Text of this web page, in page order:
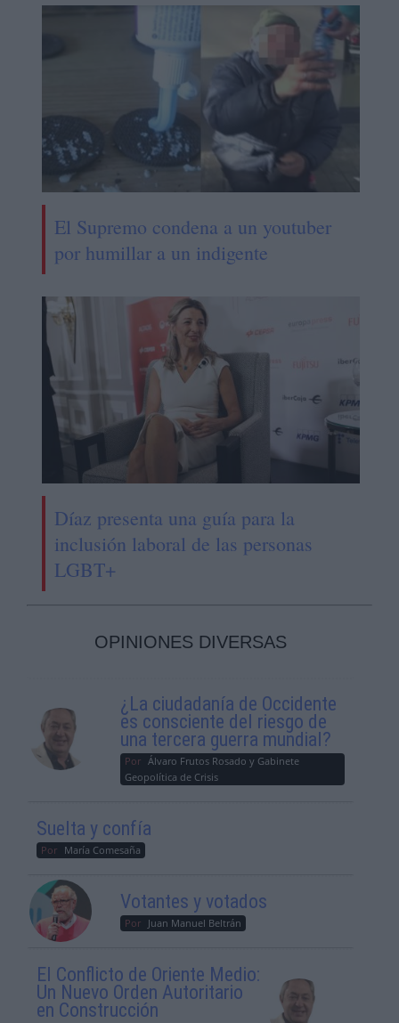
El Supremo condena a un youtuber
por humillar a un indigente
Díaz presenta una guía para la
inclusión laboral de las personas
LGBT+
OPINIONES DIVERSAS
¿La ciudadanía de Occidente
es consciente del riesgo de
una tercera guerra mundial?
Por Álvaro Frutos Rosado y Gabinete
Geopolítica de Crisis
Suelta y confía
Por María Comesaña
Votantes y votados
Por Juan Manuel Beltrán
El Conflicto de Oriente Medio:
Un Nuevo Orden Autoritario
en Construcción